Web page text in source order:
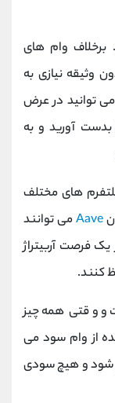
وام‌ های
وثیقه نیازی به
می توانید در عرض
بدست آورید و به
های مختلف
Aaveمی توانند
فرصت آربیتراژ
کنند.
و وقتی همه چیز
از وام سود می
شود و هیچ سودی